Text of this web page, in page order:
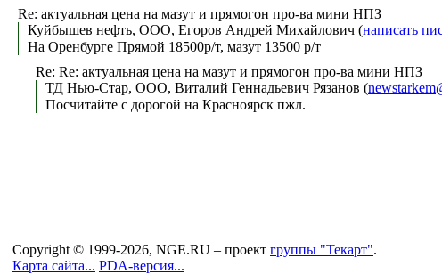
Re: актуальная цена на мазут и прямогон про-ва мини НПЗ
Куйбышев нефть, ООО, Егоров Андрей Михайлович (написать
На Оренбурге Прямой 18500р/т, мазут 13500 р/т
Re: Re: актуальная цена на мазут и прямогон про-ва мини НПЗ
ТД Нью-Стар, ООО, Виталий Геннадьевич Рязанов (
Посчитайте с дорогой на Красноярск пжл.
Copyright © 1999-2026, NGE.RU – проект группы "Текарт".
Карта сайта... PDA-версия...